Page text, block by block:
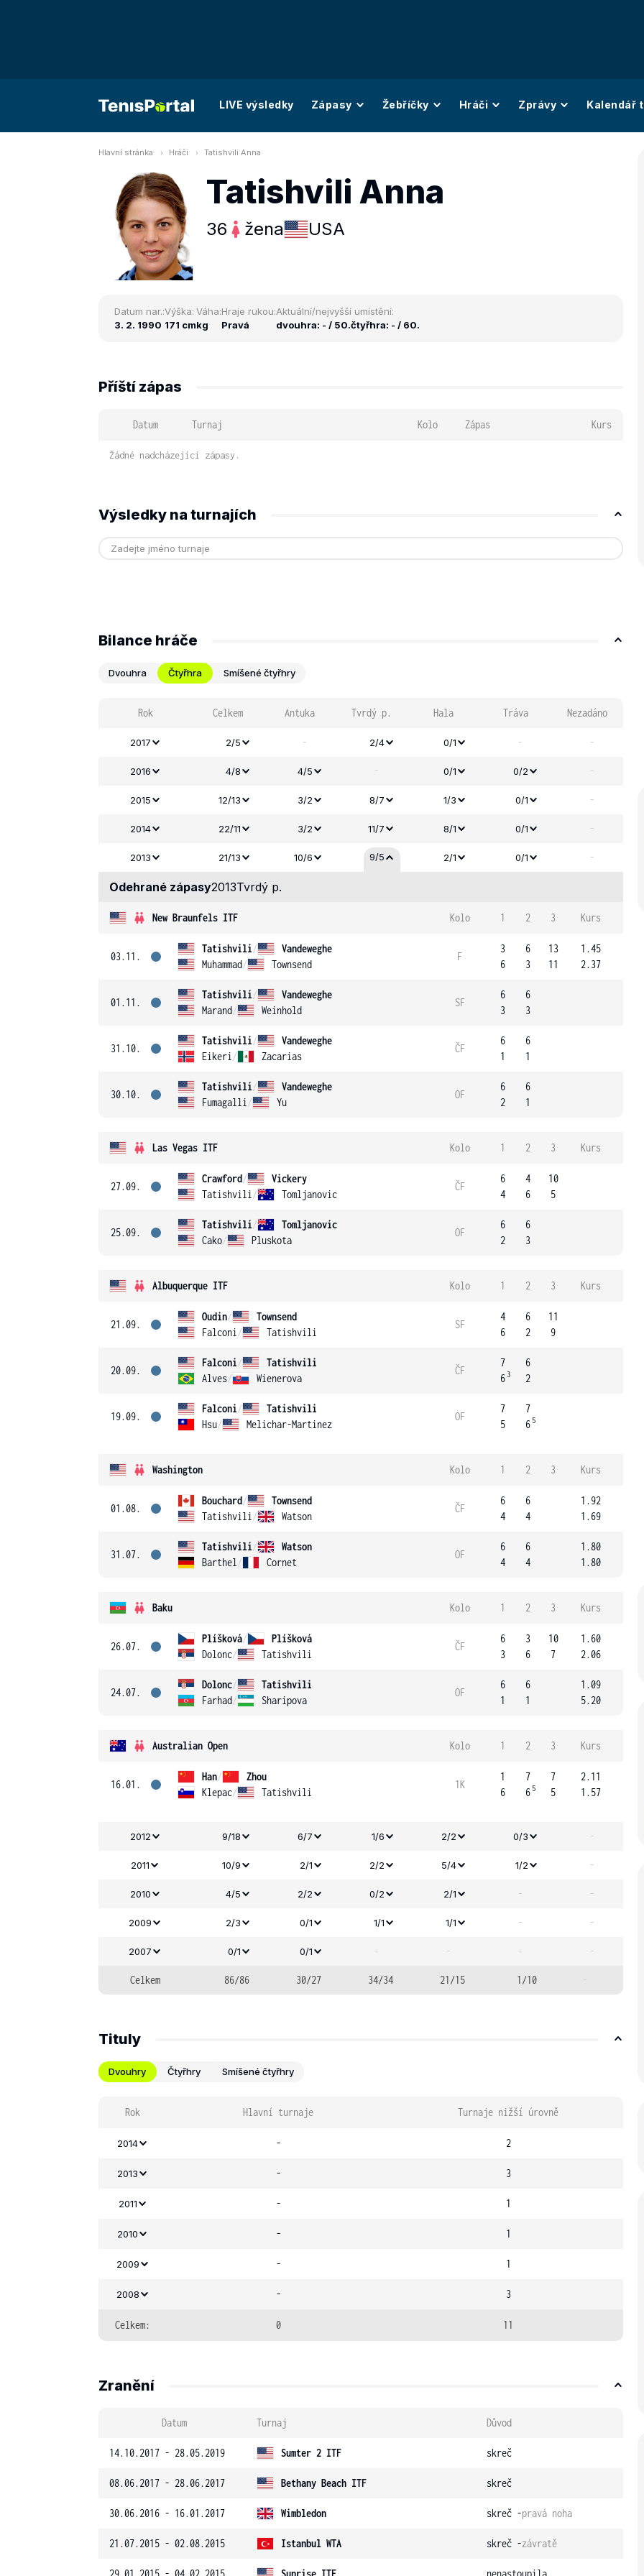
LIVE výsledky Zápasy Žebříčky Hráči Zprávy Kalendář
Hlavní stránka Hráči Tatishvili Anna
Tatishvili Anna
36 žena USA
Datum nar.:
3. 2. 1990
Výška:
171 cm
Váha:
kg
Hraje rukou:
Pravá
Aktuální/nejvyšší umístění:
dvouhra: - / 50.čtyřhra: - / 60.
Příští zápas
Datum Turnaj Kolo Zápas Kurs
Žádné nadcházející zápasy.
Výsledky na turnajích
Bilance hráče
Dvouhra Čtyřhra Smíšené čtyřhry
Rok Celkem Antuka Tvrdý p. Hala Tráva Nezadáno
2017 2/5 - 2/4 0/1 - -
2016 4/8 4/5 - 0/1 0/2 -
2015 12/13 3/2 8/7 1/3 0/1 -
2014 22/11 3/2 11/7 8/1 0/1 -
2013 21/13 10/6 9/5 2/1 0/1 -
Odehrané zápasy2013Tvrdý p.
New Braunfels ITF Kolo 1 2 3 Kurs
03.11.
Tatishvili/
Vandeweghe
Muhammad/ Townsend
F
3
6
6
3
13
11
1.45
2.37
01.11.
Tatishvili/
Vandeweghe
Marand/ Weinhold
SF
6
3
6
3
31.10.
Tatishvili/
Vandeweghe
Eikeri / Zacarias
ČF
6
1
6
1
30.10.
Tatishvili/
Vandeweghe
Fumagalli / Yu
OF
6
2
6
1
Las Vegas ITF Kolo 1 2 3 Kurs
27.09.
Crawford/
Vickery
Tatishvili / Tomljanovic
ČF
6
4
4
6
10
5
25.09.
Tatishvili/
Tomljanovic
Cako/ Pluskota
OF
6
2
6
3
Albuquerque ITF Kolo 1 2 3 Kurs
21.09.
Oudin/
Townsend
Falconi / Tatishvili
SF
4
6
6
2
11
9
20.09.
Falconi/
Tatishvili
Alves/ Wienerova
ČF
7
6 3
6
2
19.09.
Falconi/
Tatishvili
Hsu/ Melichar-Martinez
OF
7
5
7
6 5
Washington Kolo 1 2 3 Kurs
01.08.
Bouchard/
Townsend
Tatishvili / Watson
ČF
6
4
6
4
1.92
1.69
31.07.
Tatishvili/
Watson
Barthel / Cornet
OF
6
4
6
4
1.80
1.80
Baku Kolo 1 2 3 Kurs
26.07.
Plíšková/
Plíšková
Dolonc/ Tatishvili
ČF
6
3
3
6
10
7
1.60
2.06
24.07.
Dolonc/
Tatishvili
Farhad/ Sharipova
OF
6
1
6
1
1.09
5.20
Australian Open Kolo 1 2 3 Kurs
16.01.
Han/
Zhou
Klepac/ Tatishvili
1K
1
6
7
6 5
7
5
2.11
1.57
2012 9/18 6/7 1/6 2/2 0/3 -
2011 10/9 2/1 2/2 5/4 1/2 -
2010 4/5 2/2 0/2 2/1 - -
2009 2/3 0/1 1/1 1/1 - -
2007 0/1 0/1 - - - -
Celkem 86/86 30/27 34/34 21/15 1/10 -
Tituly
Dvouhry Čtyřhry Smíšené čtyřhry
Rok Hlavní turnaje Turnaje nižší úrovně
2014 - 2
2013 - 3
2011 - 1
2010 - 1
2009 - 1
2008 - 3
Celkem: 0 11
Zranění
Datum Turnaj Důvod
14.10.2017 - 28.05.2019 Sumter 2 ITF skreč
08.06.2017 - 28.06.2017 Bethany Beach ITF skreč
30.06.2016 - 16.01.2017 Wimbledon skreč -pravá noha
21.07.2015 - 02.08.2015 Istanbul WTA skreč -závratě
29.01.2015 - 04.02.2015 Sunrise ITF nenastoupila